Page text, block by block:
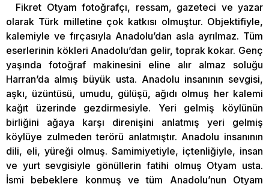
Fikret Otyam fotoğrafçı, ressam, gazeteci ve yazar
olarak Türk milletine çok katkısı olmuştur. Objektifiyle,
kalemiyle ve fırçasıyla Anadolu’dan asla ayrılmaz. Tüm
eserlerinin kökleri Anadolu’dan gelir, toprak kokar. Genç
yaşında fotoğraf makinesini eline alır almaz soluğu
Harran’da almış büyük usta. Anadolu insanının sevgisi,
aşkı, üzüntüsü, umudu, gülüşü, ağıdı olmuş her kalemi
kağıt üzerinde gezdirmesiyle. Yeri gelmiş köylünün
birliğini ağaya karşı direnişini anlatmış yeri gelmiş
köylüye zulmeden terörü anlatmıştır. Anadolu insanının
dili, eli, yüreği olmuş. Samimiyetiyle, içtenliğiyle, insan
ve yurt sevgisiyle gönüllerin fatihi olmuş Otyam usta.
İsmi bebeklere konmuş ve tüm Anadolu’nun Otyam